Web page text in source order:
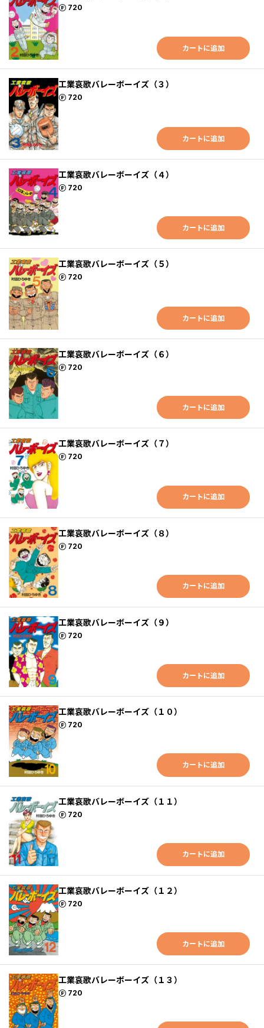
720
ポイント
カートに追加
工業哀歌バレーボーイズ（３）
720
ポイント
カートに追加
工業哀歌バレーボーイズ（４）
720
ポイント
カートに追加
工業哀歌バレーボーイズ（５）
720
ポイント
カートに追加
工業哀歌バレーボーイズ（６）
720
ポイント
カートに追加
工業哀歌バレーボーイズ（７）
720
ポイント
カートに追加
工業哀歌バレーボーイズ（８）
720
ポイント
カートに追加
工業哀歌バレーボーイズ（９）
720
ポイント
カートに追加
工業哀歌バレーボーイズ（１０）
720
ポイント
カートに追加
工業哀歌バレーボーイズ（１１）
720
ポイント
カートに追加
工業哀歌バレーボーイズ（１２）
720
ポイント
カートに追加
工業哀歌バレーボーイズ（１３）
720
ポイント